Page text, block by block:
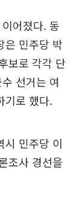
어졌다. 동
은 민주당 박
보로 각각 단
선거는 여
기로 했다.
시 민주당 이
조사 경선을